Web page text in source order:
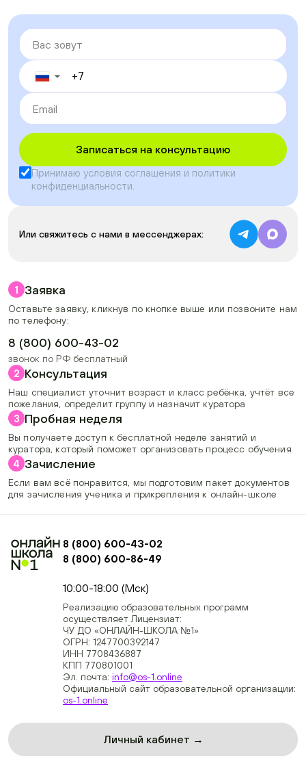
▼
Записаться на консультацию
Принимаю условия соглашения и политики
конфиденциальности.
Или свяжитесь с нами в мессенджерах:
1 Заявка
Оставьте заявку, кликнув по кнопке выше или позвоните нам
по телефону:
8 (800) 600-43-02
звонок по РФ бесплатный
2 Консультация
Наш специалист уточнит возраст и класс ребёнка, учтёт все
пожелания, определит группу и назначит куратора
3 Пробная неделя
Вы получаете доступ к бесплатной неделе занятий и
куратора, который поможет организовать процесс обучения
4 Зачисление
Если вам всё понравится, мы подготовим пакет документов
для зачисления ученика и прикрепления к онлайн-школе
8 (800) 600-43-02
8 (800) 600-86-49
10:00-18:00 (Мск)
Реализацию образовательных программ
осуществляет Лицензиат:
ЧУ ДО «ОНЛАЙН-ШКОЛА №1»
ОГРН: 1247700392147
ИНН 7708436887
КПП 770801001
Эл. почта: info@os-1.online
Официальный сайт образовательной организации:
os-1.online
Личный кабинет →